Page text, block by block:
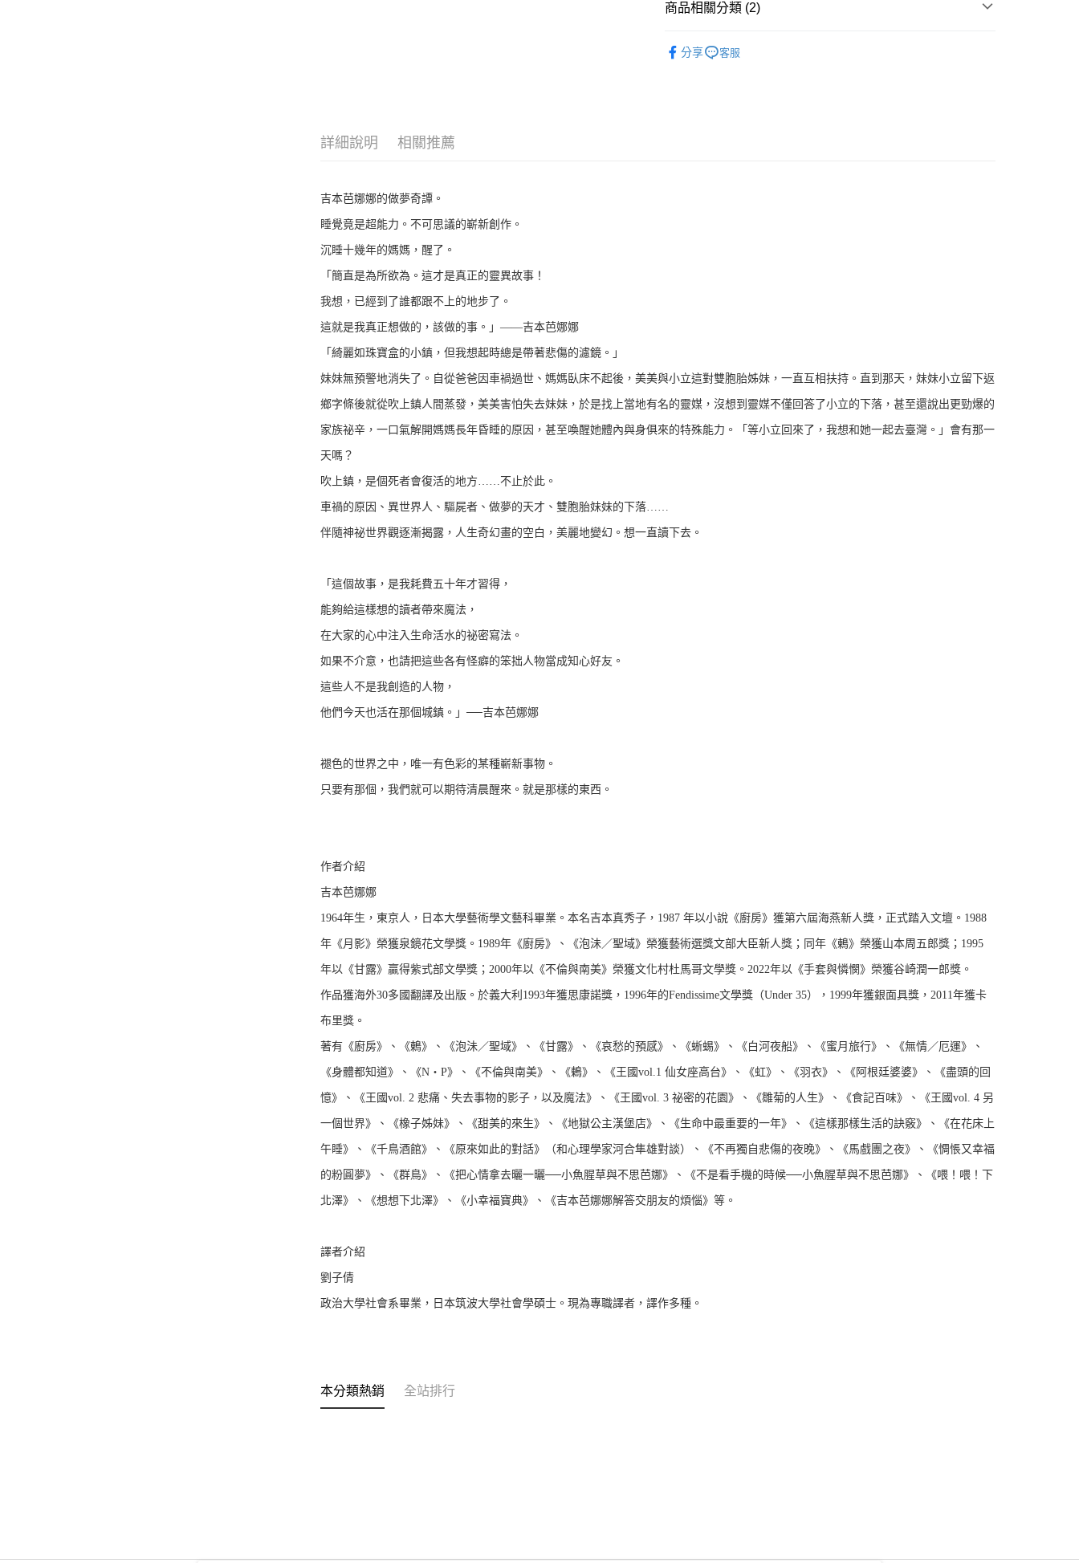
商品相關分類 (2)
分享 客服
詳細說明 相關推薦
吉本芭娜娜的做夢奇譚。
睡覺竟是超能力。不可思議的嶄新創作。
沉睡十幾年的媽媽，醒了。
「簡直是為所欲為。這才是真正的靈異故事！
我想，已經到了誰都跟不上的地步了。
這就是我真正想做的，該做的事。」――吉本芭娜娜
「綺麗如珠寶盒的小鎮，但我想起時總是帶著悲傷的濾鏡。」
妹妹無預警地消失了。自從爸爸因車禍過世、媽媽臥床不起後，美美與小立這對雙胞胎姊妹，一直互相扶持。直到那天，妹妹小立留下返
鄉字條後就從吹上鎮人間蒸發，美美害怕失去妹妹，於是找上當地有名的靈媒，沒想到靈媒不僅回答了小立的下落，甚至還說出更勁爆的
家族祕辛，一口氣解開媽媽長年昏睡的原因，甚至喚醒她體內與身俱來的特殊能力。「等小立回來了，我想和她一起去臺灣。」會有那一
天嗎？
吹上鎮，是個死者會復活的地方……不止於此。
車禍的原因、異世界人、驅屍者、做夢的天才、雙胞胎妹妹的下落……
伴隨神祕世界觀逐漸揭露，人生奇幻畫的空白，美麗地變幻。想一直讀下去。
「這個故事，是我耗費五十年才習得，
能夠給這樣想的讀者帶來魔法，
在大家的心中注入生命活水的祕密寫法。
如果不介意，也請把這些各有怪癖的笨拙人物當成知心好友。
這些人不是我創造的人物，
他們今天也活在那個城鎮。」──吉本芭娜娜
褪色的世界之中，唯一有色彩的某種嶄新事物。
只要有那個，我們就可以期待清晨醒來。就是那樣的東西。
作者介紹
吉本芭娜娜
1964年生，東京人，日本大學藝術學文藝科畢業。本名吉本真秀子，1987 年以小說《廚房》獲第六屆海燕新人獎，正式踏入文壇。1988
年《月影》榮獲泉鏡花文學獎。1989年《廚房》、《泡沬／聖域》榮獲藝術選獎文部大臣新人獎；同年《鶇》榮獲山本周五郎獎；1995
年以《甘露》贏得紫式部文學獎；2000年以《不倫與南美》榮獲文化村杜馬哥文學獎。2022年以《手套與憐憫》榮獲谷崎潤一郎獎。
作品獲海外30多國翻譯及出版。於義大利1993年獲思康諾獎，1996年的Fendissime文學獎（Under 35），1999年獲銀面具獎，2011年獲卡
布里獎。
著有《廚房》、《鶇》、《泡沬／聖域》、《甘露》、《哀愁的預感》、《蜥蜴》、《白河夜船》、《蜜月旅行》、《無情／厄運》、
《身體都知道》、《N‧P》、《不倫與南美》、《鶇》、《王國vol.1 仙女座高台》、《虹》、《羽衣》、《阿根廷婆婆》、《盡頭的回
憶》、《王國vol. 2 悲痛、失去事物的影子，以及魔法》、《王國vol. 3 祕密的花園》、《雛菊的人生》、《食記百味》、《王國vol. 4 另
一個世界》、《橡子姊妹》、《甜美的來生》、《地獄公主漢堡店》、《生命中最重要的一年》、《這樣那樣生活的訣竅》、《在花床上
午睡》、《千鳥酒館》、《原來如此的對話》（和心理學家河合隼雄對談）、《不再獨自悲傷的夜晚》、《馬戲團之夜》、《惆悵又幸福
的粉圓夢》、《群鳥》、《把心情拿去曬一曬──小魚腥草與不思芭娜》、《不是看手機的時候──小魚腥草與不思芭娜》、《喂！喂！下
北澤》、《想想下北澤》、《小幸福寶典》、《吉本芭娜娜解答交朋友的煩惱》等。
譯者介紹
劉子倩
政治大學社會系畢業，日本筑波大學社會學碩士。現為專職譯者，譯作多種。
本分類熱銷 全站排行